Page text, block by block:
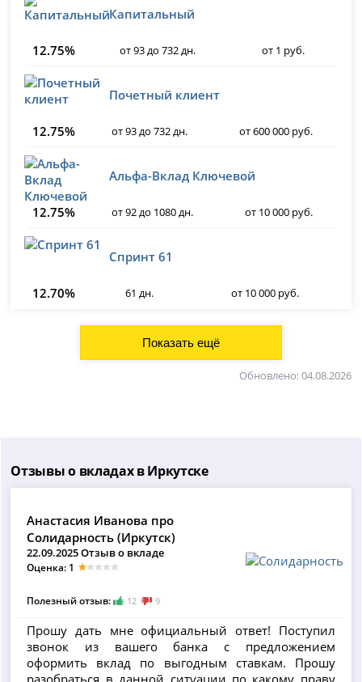
Капитальный
12.75% от 93 до 732 дн. от 1 руб.
Почетный клиент
12.75% от 93 до 732 дн. от 600 000 руб.
Альфа-Вклад Ключевой
12.75% от 92 до 1080 дн. от 10 000 руб.
Спринт 61
12.70% 61 дн. от 10 000 руб.
Обновлено: 04.08.2026
Отзывы о вкладах в Иркутске
Анастасия Иванова про
Солидарность (Иркутск)
22.09.2025 Отзыв о вкладе
Оценка: 1
Полезный отзыв: 12 9
Прошу дать мне официальный ответ! Поступил
звонок из вашего банка с предложением
оформить вклад по выгодным ставкам. Прошу